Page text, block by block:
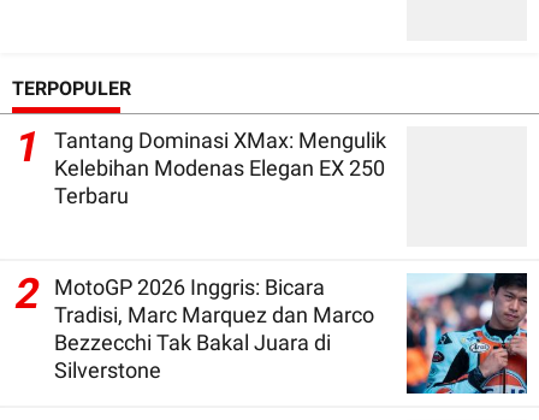
TERPOPULER
1
Tantang Dominasi XMax: Mengulik
Kelebihan Modenas Elegan EX 250
Terbaru
2
MotoGP 2026 Inggris: Bicara
Tradisi, Marc Marquez dan Marco
Bezzecchi Tak Bakal Juara di
Silverstone